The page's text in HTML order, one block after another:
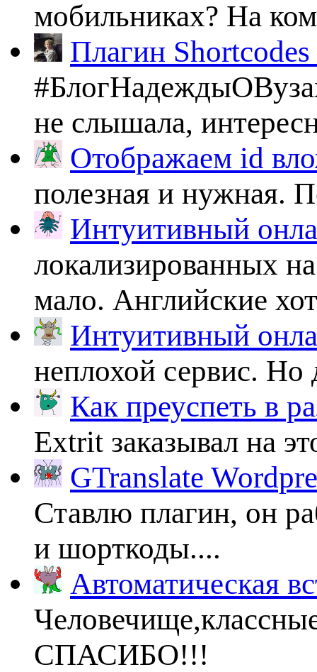
мобильниках? На
Плагин
не слышала,
Отображаем id
полезная и нужная.
Интуитивный
локализированных
мало. Английские
Интуитивный
неплохой сервис.
Как преуспеть в
Extrit заказывал на
GTranslate
Ставлю плагин, он
и шорткоды....
Автоматическая
СПАСИБО!!!